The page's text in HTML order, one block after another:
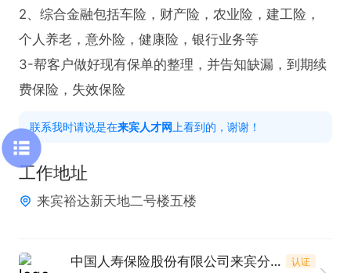
2、综合金融包括车险，财产险，农业险，建工险，
个人养老，意外险，健康险，银行业务等
3-帮客户做好现有保单的整理，并告知缺漏，到期续
费保险，失效保险
联系我时请说是在来宾人才网 上看到的，谢谢！
工作地址
来宾裕达新天地二号楼五楼
中国人寿保险股份有限公司来宾分公司 认证